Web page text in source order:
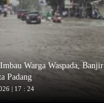
Warga Waspada,
Padang
| 17 : 24